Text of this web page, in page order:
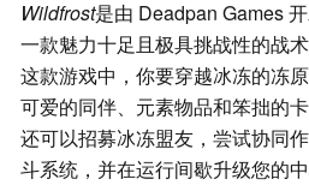
Wildfrost是由 Deadpan Games
一款魅力十足且极具挑战性的战
这款游戏中，你要穿越冰冻的冻
可爱的同伴、元素物品和笨拙的
还可以招募冰冻盟友，尝试协同
斗系统，并在运行间歇升级您的